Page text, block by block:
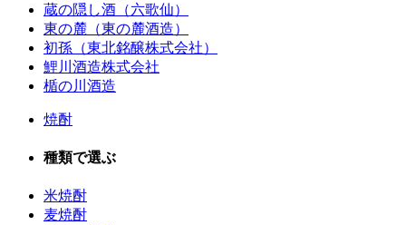
蔵の隠し酒（六歌仙）
東の麓（東の麓酒造）
初孫（東北銘醸株式会社）
鯉川酒造株式会社
楯の川酒造
焼酎
種類で選ぶ
米焼酎
麦焼酎